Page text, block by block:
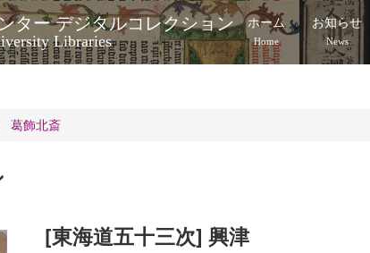
ター デジタルコレクション
Libraries
ホーム
Home
お知らせ
News
葛飾北斎
[東海道五十三次] 興津